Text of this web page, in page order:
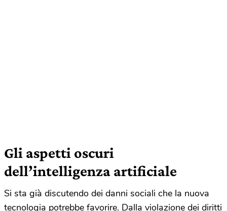
Gli aspetti oscuri
dell’intelligenza artificiale
Si sta già discutendo dei danni sociali che la nuova
tecnologia potrebbe favorire. Dalla violazione dei diritti